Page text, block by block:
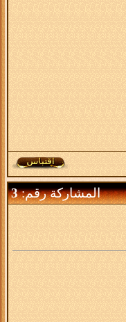
المشاركة رقم:3